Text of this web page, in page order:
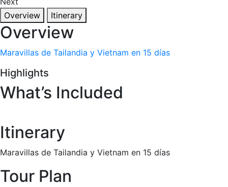
Overview
Itinerary
Overview
Maravillas de Tailandia y Vietnam en 15 días
Highlights
What’s Included
Itinerary
Maravillas de Tailandia y Vietnam en 15 días
Tour Plan